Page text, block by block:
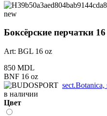
new
Боксёрские перчатки 16
Art: BGL 16 oz
850 MDL
BNF 16 oz
sect.Botanica,
в наличии
Цвет